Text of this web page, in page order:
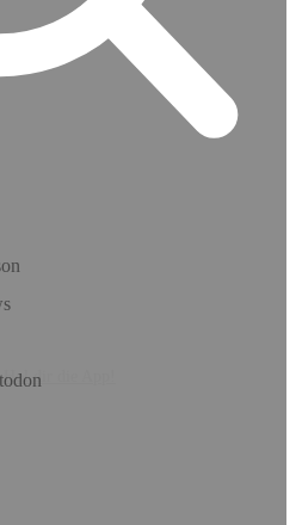
Hol dir die App!